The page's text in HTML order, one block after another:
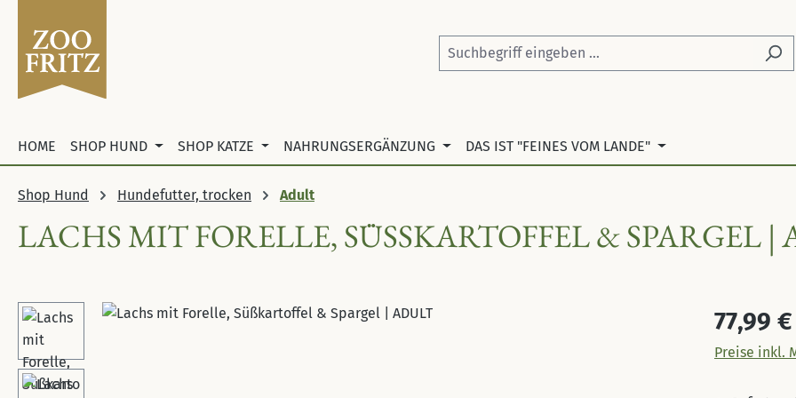
HOME SHOP HUND SHOP KATZE NAHRUNGSERGÄNZUNG DAS IST "FEINES VOM LANDE"
Shop Hund Hundefutter, trocken Adult
LACHS MIT FORELLE, SÜSSKARTOFFEL & SPARGEL |
Bildergalerie überspringen Regulärer
77,99 €
Preise inkl.